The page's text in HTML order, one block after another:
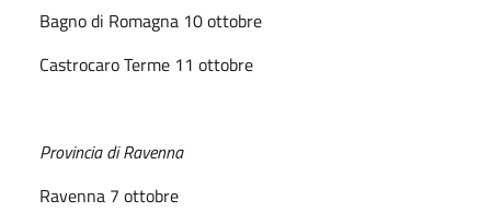
Bagno di Romagna 10 ottobre
Castrocaro Terme 11 ottobre
Provincia di Ravenna
Ravenna 7 ottobre